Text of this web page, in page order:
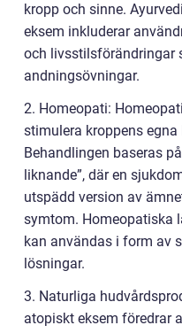
kropp och sinne.
eksem inkluderar
och livsstilsförändringar
andningsövningar.
2. Homeopati:
stimulera kroppens egna
Behandlingen baseras
liknande”, där en
utspädd version av
symtom. Homeopatiska
kan användas i form av
lösningar.
3. Naturliga
atopiskt eksem föredrar